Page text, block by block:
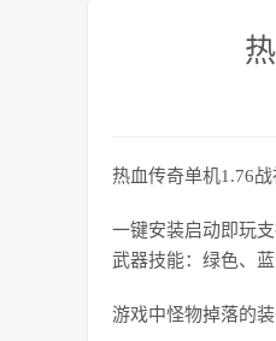
热血传奇单机1.76
一键安装启动即玩
武器技能：绿色、
游戏中怪物掉落的